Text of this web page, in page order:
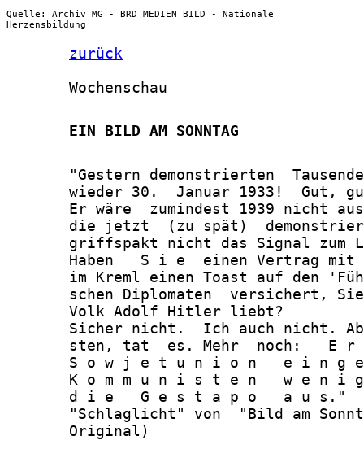
Quelle: Archiv MG - BRD MEDIEN BILD - Nationale
Herzensbildung
zurück
       Wochenschau
       EIN BILD AM SONNTAG
"Gestern demonstrierten
wieder 30.  Januar 1933!  Gut,
Er wäre  zumindest 1939 nicht
die jetzt  (zu spät)
griffspakt nicht das Signal zum
Haben   S i e  einen Vertrag
im Kreml einen Toast auf den
schen Diplomaten  versichert,
       Volk Adolf Hitler liebt?
Sicher nicht.  Ich auch nicht.
sten, tat  es. Mehr  noch:   E
S o w j e t u n i o n   e i n g
K o m m u n i s t e n   w e n i
d i e   G e s t a p o   a u s."
"Schlaglicht" von  "Bild am
       Original)